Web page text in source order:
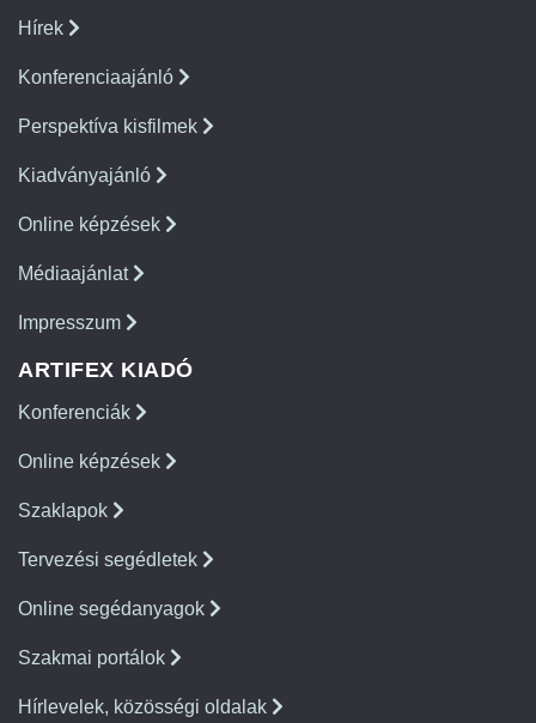
Hírek
Konferenciaajánló
Perspektíva kisfilmek
Kiadványajánló
Online képzések
Médiaajánlat
Impresszum
ARTIFEX KIADÓ
Konferenciák
Online képzések
Szaklapok
Tervezési segédletek
Online segédanyagok
Szakmai portálok
Hírlevelek, közösségi oldalak